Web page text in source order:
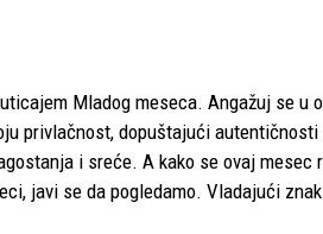
Mladog meseca. Angažuj se u
privlačnost, dopuštajući autentičnosti
i sreće. A kako se ovaj mesec
javi se da pogledamo. Vladajući